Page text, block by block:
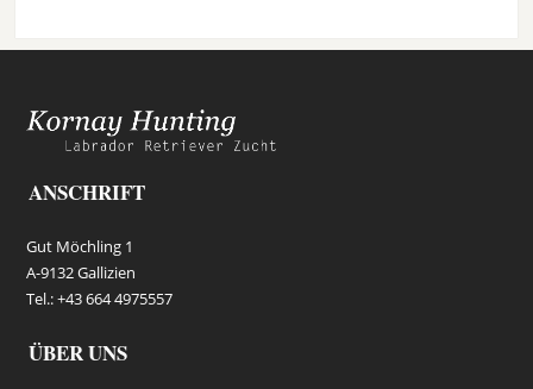
ANSCHRIFT
Gut Möchling 1
A-9132 Gallizien
Tel.: +43 664 4975557
ÜBER UNS